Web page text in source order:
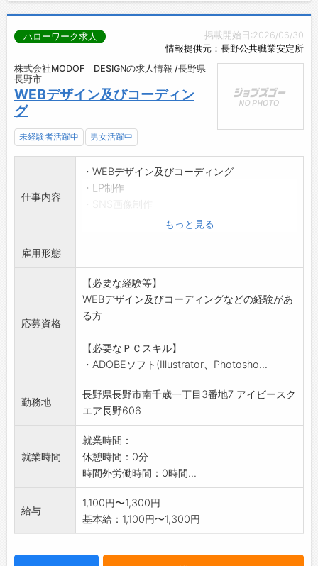
掲載開始日:2026/06/30
情報提供元：長野公共職業安定所
ハローワーク求人
株式会社MODOF DESIGNの求人情報 /長野県
長野市
WEBデザイン及びコーディン
グ
未経験者活躍中 男女活躍中
仕事内容
・WEBデザイン及びコーディング
・LP制作
※2026年8月から本社事務所移転のため、人員
募集いたします
(仕事の変更範囲:会
社の定める業務)
もっと見る
雇用形態
応募資格
【必要な経験等】
WEBデザイン及びコーディングなどの経験があ
る方
【必要なＰＣスキル】
・ADOBEソフト(Illustrator、Photosho...
勤務地
長野県長野市南千歳一丁目3番地7 アイビースク
エア長野606
就業時間
就業時間：
休憩時間：0分
時間外労働時間：0時間...
給与
1,100円〜1,300円
基本給：1,100円〜1,300円